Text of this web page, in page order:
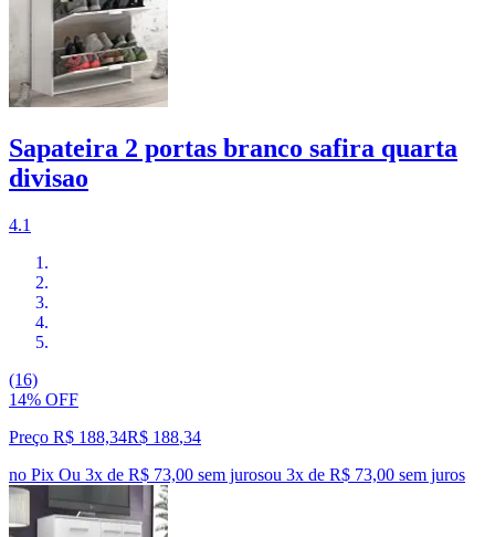
Sapateira 2 portas branco safira quarta
divisao
4.1
(16)
14% OFF
Preço R$ 188,34R$ 188,34
no Pix Ou 3x de R$ 73,00 sem jurosou 3x de R$ 73,00 sem juros